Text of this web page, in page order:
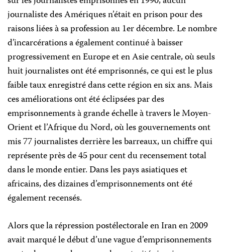
journaliste des Amériques n’était en prison pour des
raisons liées à sa profession au 1er décembre. Le nombre
d’incarcérations a également continué à baisser
progressivement en Europe et en Asie centrale, où seuls
huit journalistes ont été emprisonnés, ce qui est le plus
faible taux enregistré dans cette région en six ans. Mais
ces améliorations ont été éclipsées par des
emprisonnements à grande échelle à travers le Moyen-
Orient et l’Afrique du Nord, où les gouvernements ont
mis 77 journalistes derrière les barreaux, un chiffre qui
représente près de 45 pour cent du recensement total
dans le monde entier. Dans les pays asiatiques et
africains, des dizaines d’emprisonnements ont été
également recensés.
Alors que la répression postélectorale en Iran en 2009
avait marqué le début d’une vague d’emprisonnements